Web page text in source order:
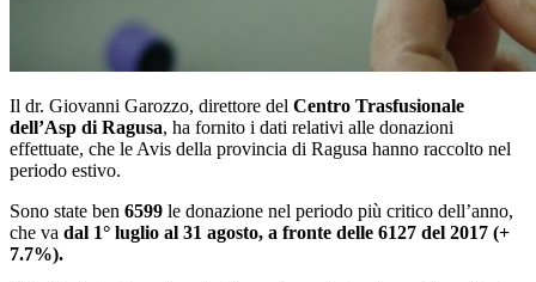
Il dr. Giovanni Garozzo, direttore del Centro Trasfusionale
dell’Asp di Ragusa, ha fornito i dati relativi alle donazioni
effettuate, che le Avis della provincia di Ragusa hanno raccolto nel
periodo estivo.
Sono state ben 6599 le donazione nel periodo più critico dell’anno,
che va dal 1° luglio al 31 agosto, a fronte delle 6127 del 2017 (+
7.7%).